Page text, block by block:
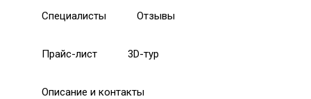
Специалисты Отзывы
Прайс-лист 3D-тур
Описание и контакты